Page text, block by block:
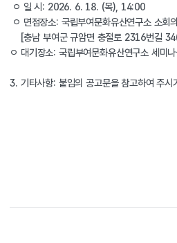
ㅇ 일 시: 2026. 6. 18. (목), 14:00
ㅇ 면접장소: 국립부여문화유산연구소 소회
[충남 부여군 규암면 충절로 2316번길
ㅇ 대기장소: 국립부여문화유산연구소 세미
3. 기타사항: 붙임의 공고문을 참고하여 주시